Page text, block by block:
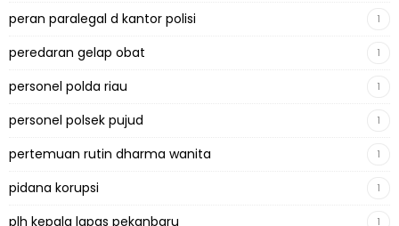
peran paralegal d kantor polisi 1
peredaran gelap obat 1
personel polda riau 1
personel polsek pujud 1
pertemuan rutin dharma wanita 1
pidana korupsi 1
plh kepala lapas pekanbaru 1